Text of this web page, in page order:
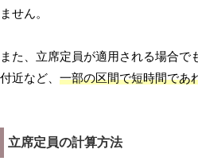
ません。
また、立席定員が適用される場合で
付近など、 一部の区間で短時間であ
立席定員の計算方法